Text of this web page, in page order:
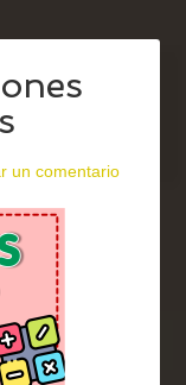
un comentario